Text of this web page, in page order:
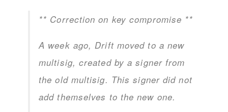
** Correction on key compromise **
A week ago, Drift moved to a new
multisig, created by a signer from
the old multisig. This signer did not
add themselves to the new one.